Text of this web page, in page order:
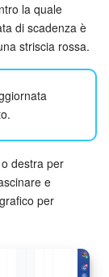
la quale
di scadenza è
striscia rossa.
destra per
e
per